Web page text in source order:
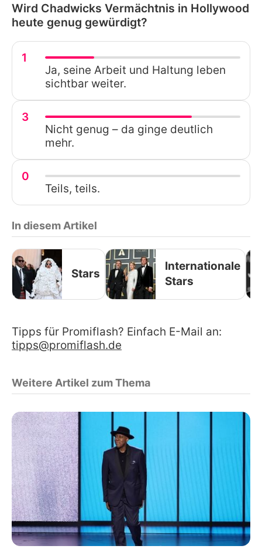
Wird Chadwicks Vermächtnis in Hollywood
heute genug gewürdigt?
1
Ja, seine Arbeit und Haltung leben
sichtbar weiter.
3
Nicht genug – da ginge deutlich
mehr.
0
Teils, teils.
In diesem Artikel
Stars
Internationale
Stars
Tipps für Promiflash? Einfach E-Mail an:
tipps@promiflash.de
Weitere Artikel zum Thema